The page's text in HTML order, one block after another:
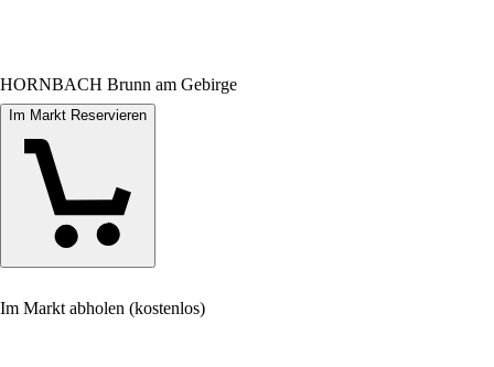
HORNBACH Brunn am Gebirge
Im Markt Reservieren
Im Markt abholen (kostenlos)